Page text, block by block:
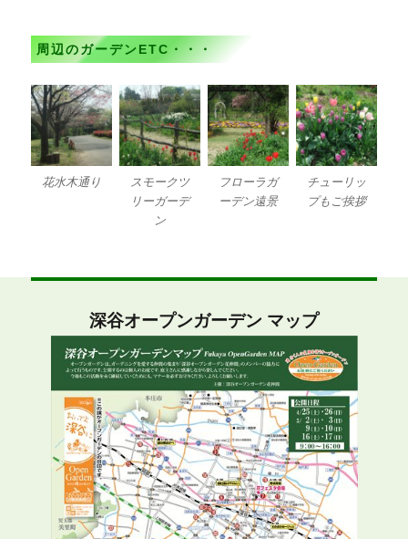
周辺のガーデンETC・・・
花水木通り
スモークツ
リーガーデ
ン
フローラガ
ーデン遠景
チューリッ
プもご挨拶
深谷オープンガーデン マップ